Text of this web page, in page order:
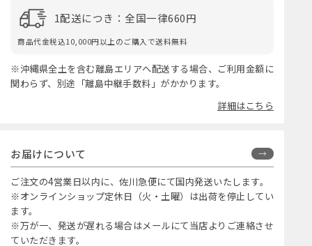
1配送につき：全国一律660円
商品代金税込10,000円以上のご購入で送料無料
※沖縄県全土を含む離島エリアへ配送する場合、ご利用金額に
関わらず、別途「離島中継手数料」がかかります。
詳細はこちら
お届けについて
ご注文の4営業日以内に、佐川急便にて国内発送いたします。
※オンラインショップ定休日（火・土曜）は出荷を停止してい
ます。
※万が一、発送が遅れる場合はメールにて当店よりご連絡させ
ていただきます。